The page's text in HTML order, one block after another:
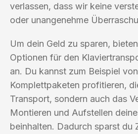
verlassen, dass wir keine
oder unangenehme
Um dein Geld zu sparen,
Optionen für den
an. Du kannst zum Beispiel
Komplettpaketen profitieren,
Transport, sondern auch das
Montieren und Aufstellen
beinhalten. Dadurch sparst du